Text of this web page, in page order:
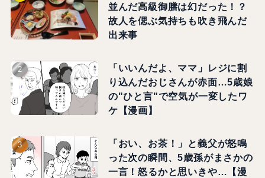
並んだ高級御膳は幻だった！？
故人を偲ぶ気持ちも吹き飛んだ
出来事
「いいんだよ、ママ」レジに割
り込んだおじさんが赤面…5歳娘
の"ひと言"で空気が一変したワ
ケ【漫画】
「おい、お茶！」と義父が怒鳴
った次の瞬間、5歳孫がまさかの
一言！怒るかと思いきや…【漫